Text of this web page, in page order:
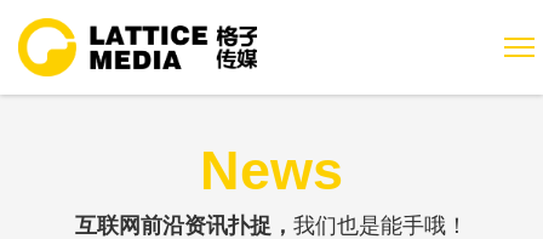
News
互联网前沿资讯扑捉， 我们也是能手哦！